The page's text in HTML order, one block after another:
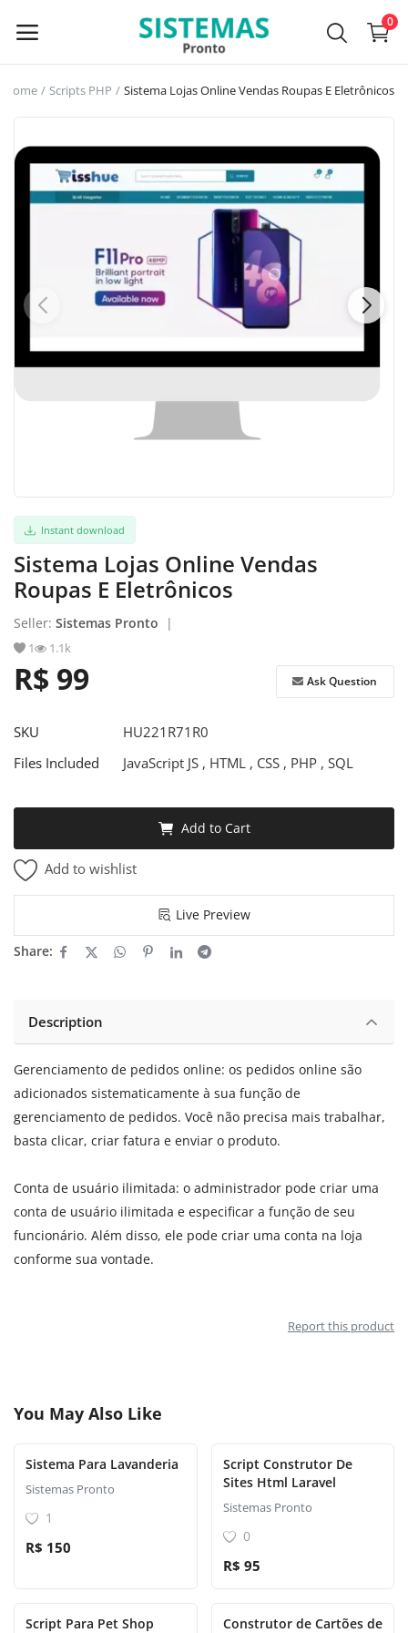
0
Categories
Contact
Home Scripts PHP Sistema Lojas Online Vendas Roupas E Eletrônicos
Instant download
Sistema Lojas Online Vendas
Roupas E Eletrônicos
Seller: Sistemas Pronto |
1 1.1k
R$ 99 Ask Question
SKU
HU221R71R0
Files Included
JavaScript JS , HTML , CSS , PHP , SQL
Add to Cart
Add to wishlist
Live Preview
Share:
Description
Gerenciamento de pedidos online: os pedidos online são
adicionados sistematicamente à sua função de
gerenciamento de pedidos. Você não precisa mais trabalhar,
basta clicar, criar fatura e enviar o produto.
Conta de usuário ilimitada: o administrador pode criar uma
conta de usuário ilimitada e especificar a função de seu
funcionário. Além disso, ele pode criar uma conta na loja
conforme sua vontade.
Report this product
You May Also Like
Sistema Para Lavanderia
Sistemas Pronto
1
R$ 150
Script Construtor De
Sites Html Laravel
Sistemas Pronto
0
R$ 95
Script Para Pet Shop Construtor de Cartões de